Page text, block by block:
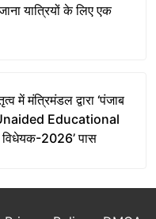
यात्रियों के लिए एक
में मंत्रिमंडल द्वारा ‘पंजाब
Educational
2026’ पास